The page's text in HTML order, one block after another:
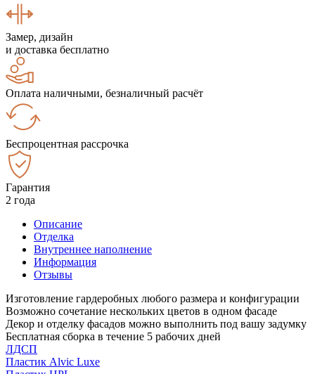
Замер, дизайн
и доставка бесплатно
Оплата наличными, безналичный расчёт
Беспроцентная рассрочка
Гарантия
2 года
Описание
Отделка
Внутреннее наполнение
Информация
Отзывы
Изготовление гардеробных любого размера и конфигурации
Возможно сочетание нескольких цветов в одном фасаде
Декор и отделку фасадов можно выполнить под вашу задумку
Бесплатная сборка в течение 5 рабочих дней
ЛДСП
Пластик Alvic Luxe